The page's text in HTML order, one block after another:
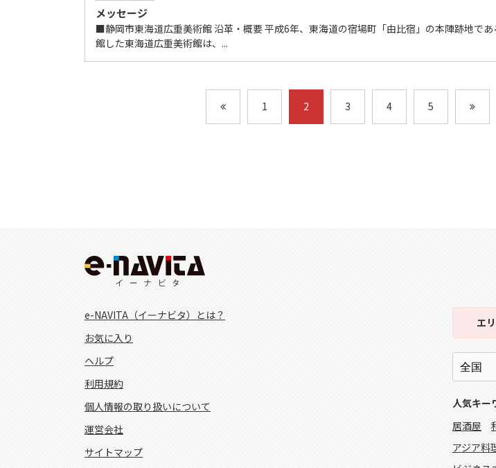
メッセージ
■静岡市東海道広重美術館 沿革・概要 平成6年、東海道の宿場町「由比宿」の本陣跡地で
館した東海道広重美術館は、...
1 2 3 4 5
e-NAVITA（イーナビタ）とは？
お気に入り
ヘルプ
利用規約
個人情報の取り扱いについて
運営会社
サイトマップ
エ
人気キー
居酒屋
アジア料